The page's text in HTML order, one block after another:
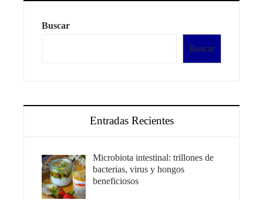
Buscar
Buscar
Entradas Recientes
Microbiota intestinal: trillones de
bacterias, virus y hongos
beneficiosos